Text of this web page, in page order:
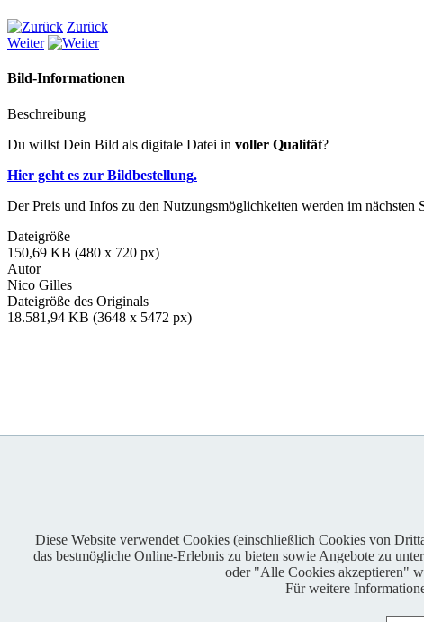
Zurück
Weiter
Bild-Informationen
Beschreibung
Du willst Dein Bild als digitale Datei in voller Qualität?
Hier geht es zur Bildbestellung.
Der Preis und Infos zu den Nutzungsmöglichkeiten werden im
Dateigröße
150,69 KB (480 x 720 px)
Autor
Nico Gilles
Dateigröße des Originals
18.581,94 KB (3648 x 5472 px)
Enduro One Series Partner
Diese Website verwendet Cookies (einschließlich Cookies von
das bestmögliche Online-Erlebnis zu bieten sowie Angebote zu
oder "Alle Cookies akzeptieren"
Für weitere